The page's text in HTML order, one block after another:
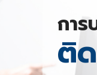
การ
ติ